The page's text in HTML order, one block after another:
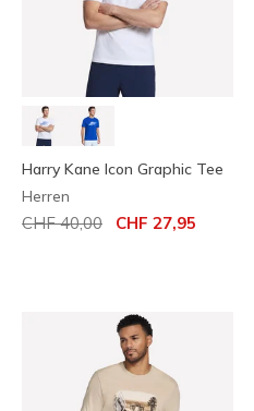
Harry Kane Icon Graphic Tee
Herren
Reduziert von
CHF 40,00 auf
CHF 27,95